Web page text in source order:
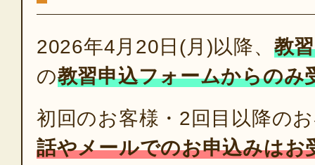
2026年4月20日(月)以降、 教
の教習申込フォームからのみ
初回のお客様・2回目以降の
話やメールでのお申込みはお